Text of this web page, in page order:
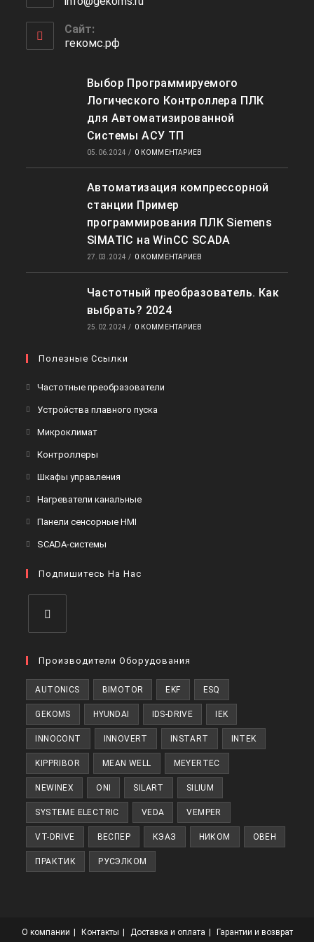
вашем
приложении
Сайт:
гекомс.рф
Выбор Программируемого
Логического Контроллера ПЛК
для Автоматизированной
Системы АСУ ТП
05.06.2024 / 0 КОММЕНТАРИЕВ
Автоматизация компрессорной
станции Пример
программирования ПЛК Siemens
SIMATIC на WinCC SCADA
27.03.2024 / 0 КОММЕНТАРИЕВ
Частотный преобразователь. Как
выбрать? 2024
25.02.2024 / 0 КОММЕНТАРИЕВ
Полезные Ссылки
Частотные преобразователи
Устройства плавного пуска
МикроклиматОткроется
вкладке
Контроллеры
вкладке
Шкафы управления
вкладке
Нагреватели канальныеОткроется
Панели сенсорные HMI
вкладке
SCADA-системы
новой
Подпишитесь На Нас
в
вкладке
Производители Оборудования
AUTONICS BIMOTOR EKF ESQ
GEKOMS HYUNDAI IDS-DRIVE IEK
INNOCONT INNOVERT INSTART INTEK
KIPPRIBOR MEAN WELL MEYERTEC
NEWINEX ONI SILART SILIUM
SYSTEME ELECTRIC VEDA VEMPER
VT-DRIVE ВЕСПЕР КЭАЗ НИКОМ ОВЕН
ПРАКТИК РУСЭЛКОМ
О компании Контакты Доставка и оплата Гарантии и возврат